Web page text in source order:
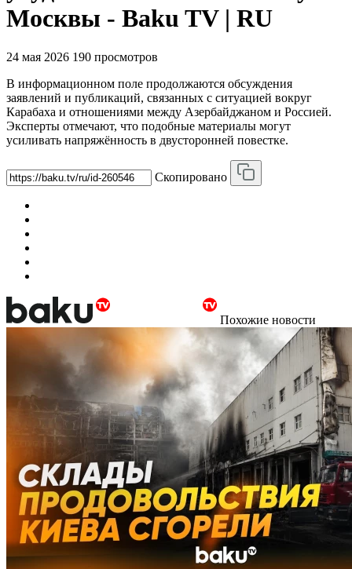
Москвы - Baku TV | RU
24 мая 2026 190 просмотров
В информационном поле продолжаются обсуждения
заявлений и публикаций, связанных с ситуацией вокруг
Карабаха и отношениями между Азербайджаном и Россией.
Эксперты отмечают, что подобные материалы могут
усиливать напряжённость в двусторонней повестке.
Скопировано
Похожие новости